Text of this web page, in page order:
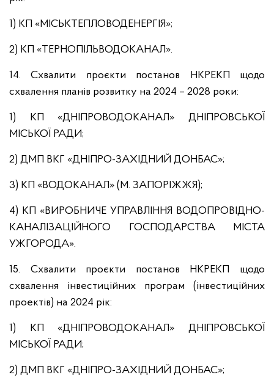
1) КП «МІСЬКТЕПЛОВОДЕНЕРГІЯ»;
2) КП «ТЕРНОПІЛЬВОДОКАНАЛ».
14. Схвалити проєкти постанов НКРЕКП щодо
схвалення планів розвитку на 2024 – 2028 роки:
1) КП «ДНІПРОВОДОКАНАЛ» ДНІПРОВСЬКОЇ
МІСЬКОЇ РАДИ;
2) ДМП ВКГ «ДНІПРО-ЗАХІДНИЙ ДОНБАС»;
3) КП «ВОДОКАНАЛ» (М. ЗАПОРІЖЖЯ);
4) КП «ВИРОБНИЧЕ УПРАВЛІННЯ ВОДОПРОВІДНО-
КАНАЛІЗАЦІЙНОГО ГОСПОДАРСТВА МІСТА
УЖГОРОДА».
15. Схвалити проєкти постанов НКРЕКП щодо
схвалення інвестиційних програм (інвестиційних
проектів) на 2024 рік:
1) КП «ДНІПРОВОДОКАНАЛ» ДНІПРОВСЬКОЇ
МІСЬКОЇ РАДИ;
2) ДМП ВКГ «ДНІПРО-ЗАХІДНИЙ ДОНБАС»;